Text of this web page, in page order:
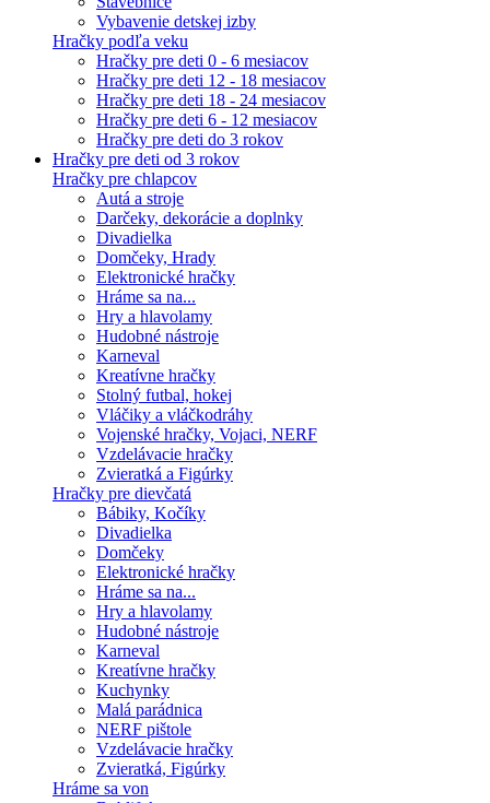
Vybavenie detskej izby
Hračky podľa veku
Hračky pre deti 0 - 6 mesiacov
Hračky pre deti 12 - 18 mesiacov
Hračky pre deti 18 - 24 mesiacov
Hračky pre deti 6 - 12 mesiacov
Hračky pre deti do 3 rokov
Hračky pre deti od 3 rokov
Hračky pre chlapcov
Autá a stroje
Darčeky, dekorácie a doplnky
Divadielka
Domčeky, Hrady
Elektronické hračky
Hráme sa na...
Hry a hlavolamy
Hudobné nástroje
Karneval
Kreatívne hračky
Stolný futbal, hokej
Vláčiky a vláčkodráhy
Vojenské hračky, Vojaci, NERF
Vzdelávacie hračky
Zvieratká a Figúrky
Hračky pre dievčatá
Bábiky, Kočíky
Divadielka
Domčeky
Elektronické hračky
Hráme sa na...
Hry a hlavolamy
Hudobné nástroje
Karneval
Kreatívne hračky
Kuchynky
Malá parádnica
NERF pištole
Vzdelávacie hračky
Zvieratká, Figúrky
Hráme sa von